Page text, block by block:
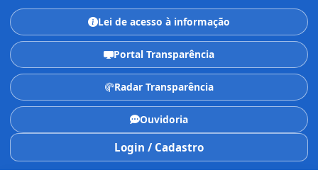
Lei de acesso à informação
Portal Transparência
Radar Transparência
Ouvidoria
Login / Cadastro